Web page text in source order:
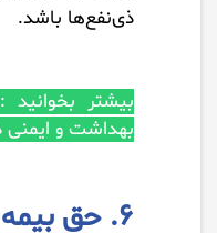
ذی‌نفع‌ها باشد.
بیشتر بخوانید :
بهداشت و ایمنی در ۵ مرحله
۶. حق